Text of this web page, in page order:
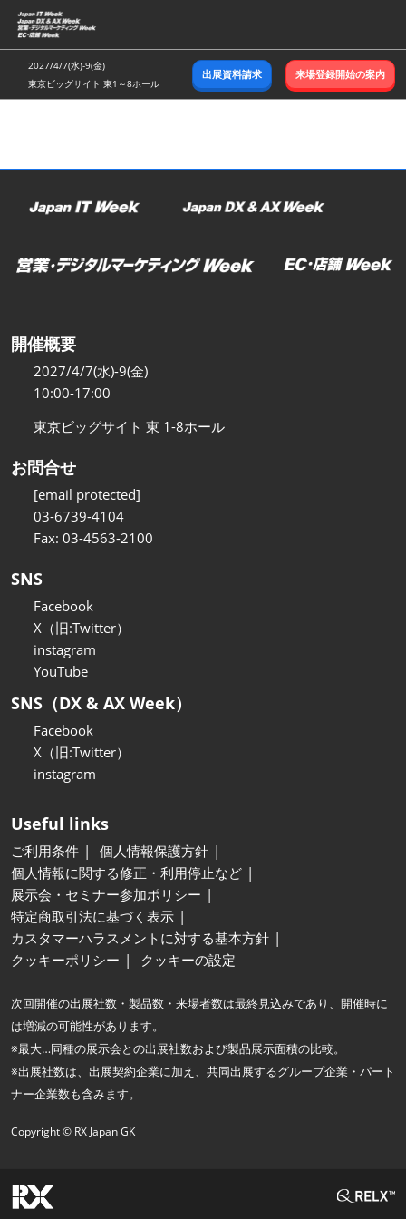
ス
キ
ッ
し
む
2027/4/7(水)-9(金)
東京ビッグサイト 東1～8ホール
出展資料請求 来場登録開始の案内
開催概要
2027/4/7(水)-9(金)
10:00-17:00
東京ビッグサイト 東 1-8ホール
お問合せ
[email protected]
03-6739-4104
Fax: 03-4563-2100
SNS
Facebook
X（旧:Twitter）
instagram
YouTube
SNS（DX & AX Week）
Facebook
X（旧:Twitter）
instagram
Useful links
ご利用条件
個人情報保護方針
個人情報に関する修正・利用停止など
展示会・セミナー参加ポリシー
特定商取引法に基づく表示
カスタマーハラスメントに対する基本方針
クッキーポリシー
クッキーの設定
次回開催の出展社数・製品数・来場者数は最終見込みであり、開催時に
は増減の可能性があります。
※最大…同種の展示会との出展社数および製品展示面積の比較。
※出展社数は、出展契約企業に加え、共同出展するグループ企業・パート
ナー企業数も含みます。
Copyright © RX Japan GK